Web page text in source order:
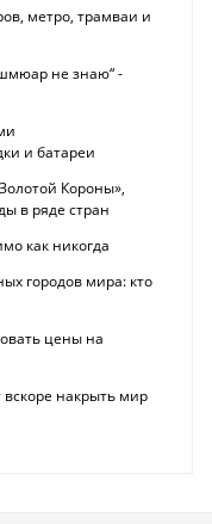
метро, трамваи и
не знаю“ -
и батареи
Короны»,
в ряде стран
как никогда
городов мира: кто
цены на
накрыть мир